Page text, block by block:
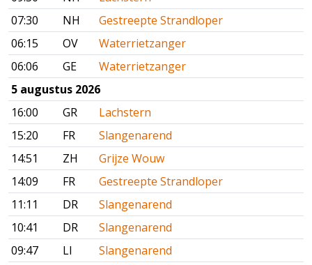
07:30
NH
Gestreepte Strandloper
06:15
OV
Waterrietzanger
06:06
GE
Waterrietzanger
5 augustus 2026
16:00
GR
Lachstern
15:20
FR
Slangenarend
14:51
ZH
Grijze Wouw
14:09
FR
Gestreepte Strandloper
11:11
DR
Slangenarend
10:41
DR
Slangenarend
09:47
LI
Slangenarend